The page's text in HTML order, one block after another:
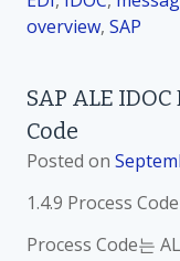
overview, SAP
SAP ALE
Code
Posted on
1.4.9 Process Code
Process Code는